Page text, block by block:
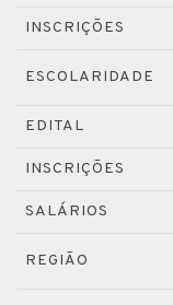
INSCRIÇÕES
ESCOLARIDADE
EDITAL
INSCRIÇÕES
SALÁRIOS
REGIÃO